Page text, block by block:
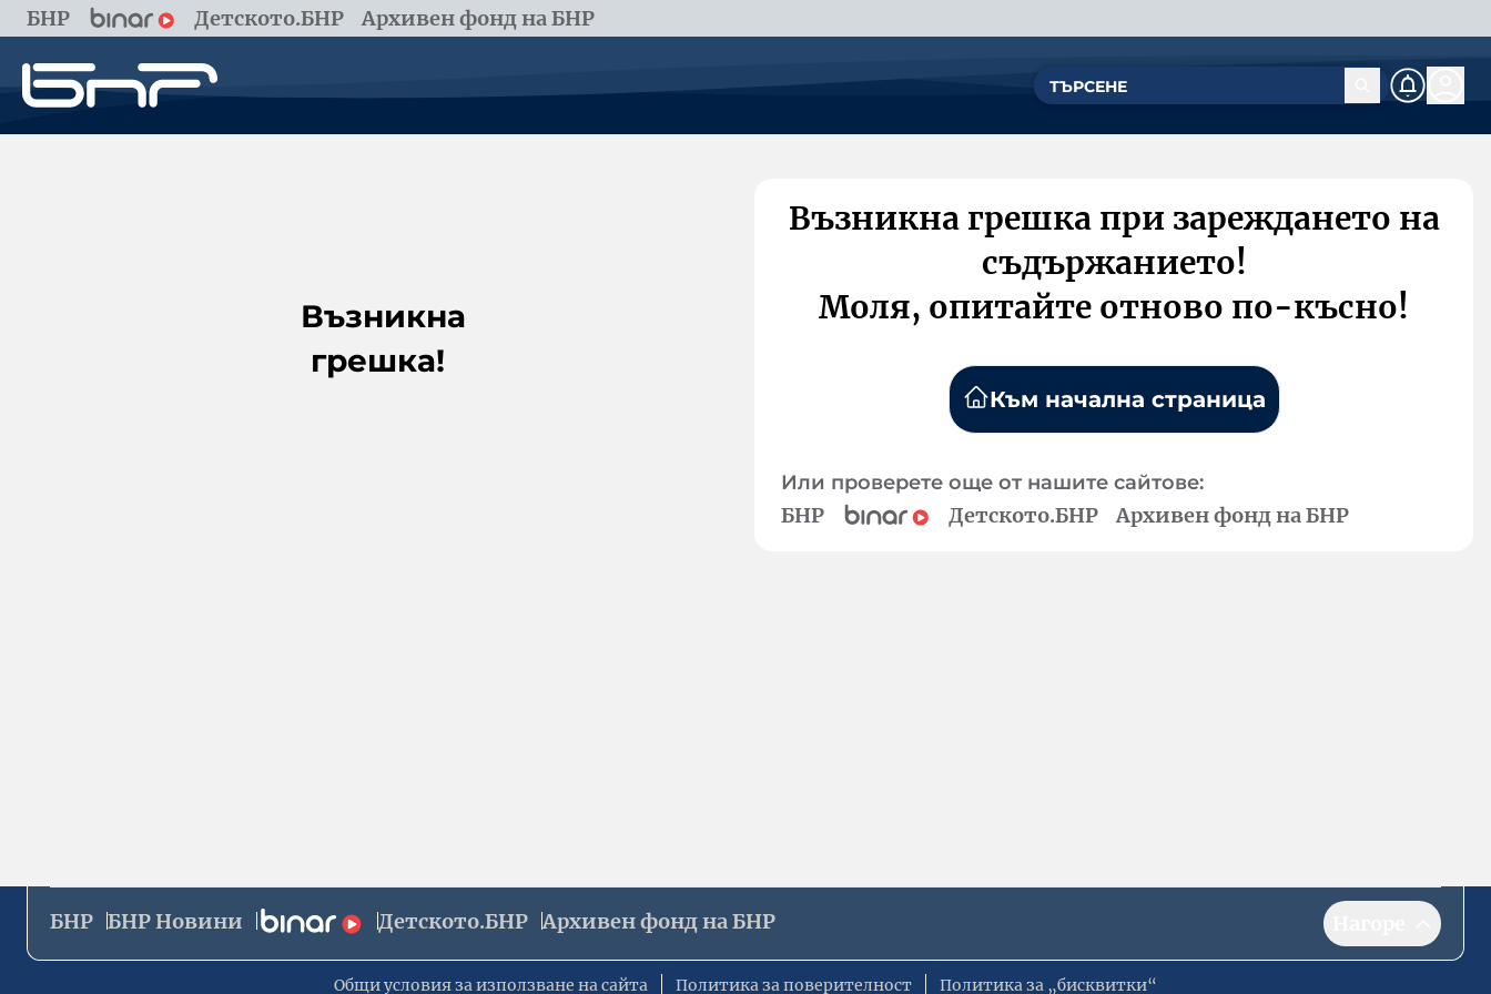
БНР Детското.БНР Архивен фонд на БНР
Възникна
грешка!
Възникна грешка при зареждането на
съдържанието!
Моля, опитайте отново по-късно!
Към начална страница
Или проверете още от нашите сайтове:
БНР Детското.БНР Архивен фонд на БНР
БНР БНР Новини Детското.БНР Архивен фонд на БНР
Общи условия за използване на сайта Политика за поверителност Политика за „бисквитки“